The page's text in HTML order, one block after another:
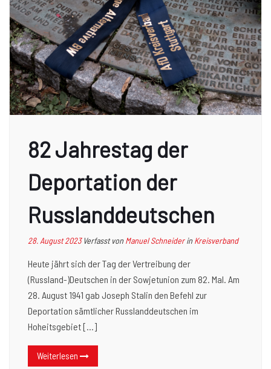
82 Jahrestag der
Deportation der
Russlanddeutschen
28. August 2023 Verfasst vonManuel Schneider inKreisverband
Heute jährt sich der Tag der Vertreibung der
(Russland-)Deutschen in der Sowjetunion zum 82. Mal. Am
28. August 1941 gab Joseph Stalin den Befehl zur
Deportation sämtlicher Russlanddeutschen im
Hoheitsgebiet […]
Weiterlesen